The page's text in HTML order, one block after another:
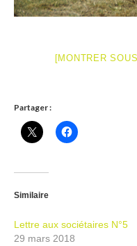
[MONTRER
Partager :
Similaire
Lettre aux sociétaires N°5
29 mars 2018